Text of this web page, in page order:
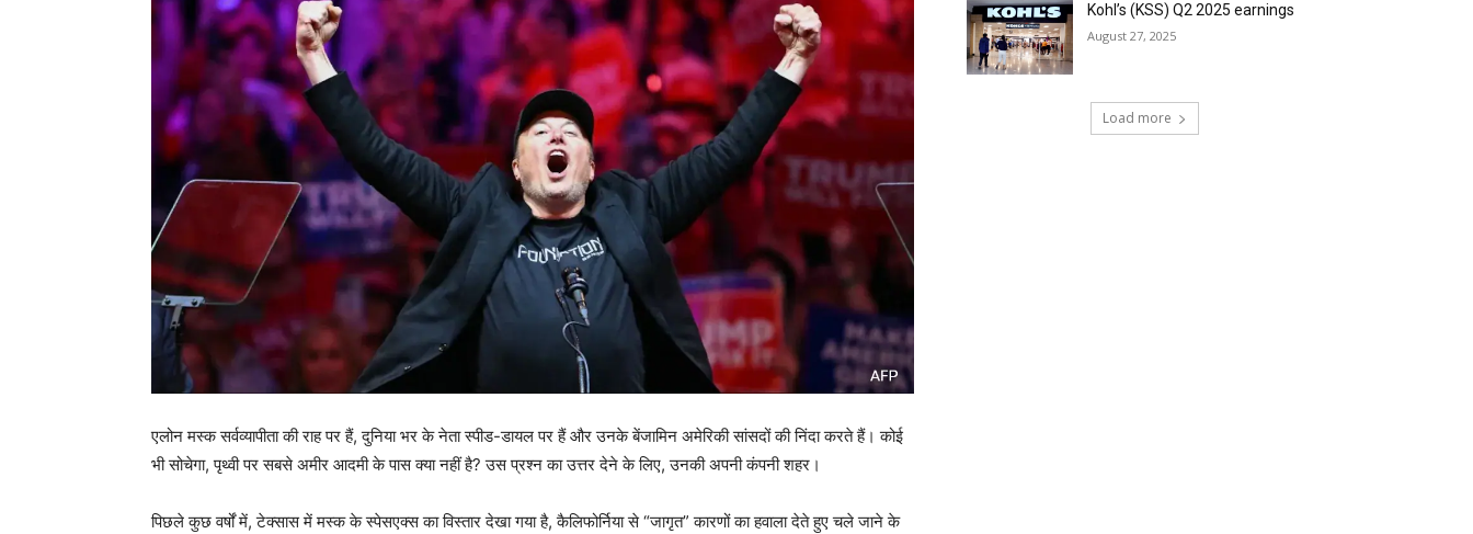
एलोन मस्क सर्वव्यापीता की राह पर हैं, दुनिया भर के नेता स्पीड-डायल पर हैं और उनके बेंजामिन अमेरिकी सांसदों की निंदा करते हैं। कोई
भी सोचेगा, पृथ्वी पर सबसे अमीर आदमी के पास क्या नहीं है? उस प्रश्न का उत्तर देने के लिए, उनकी अपनी कंपनी शहर।
पिछले कुछ वर्षों में, टेक्सास में मस्क के स्पेसएक्स का विस्तार देखा गया है, कैलिफोर्निया से “जागृत” कारणों का हवाला देते हुए चले जाने के
Kohl’s (KSS) Q2 2025 earnings
August 27, 2025
Load more